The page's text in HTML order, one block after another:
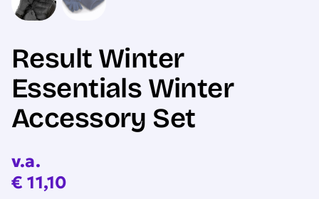
Result Winter
Essentials Winter
Accessory Set
v.a.
€ 11,10